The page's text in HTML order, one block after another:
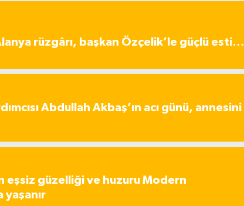
rüzgârı, başkan Özçelik’le güçlü esti…
Abdullah Akbaş’ın acı günü, annesini
eşsiz güzelliği ve huzuru Modern
yaşanır